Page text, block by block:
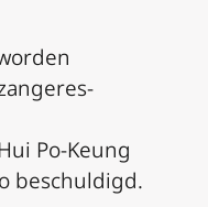
Po-Keung
beschuldigd.